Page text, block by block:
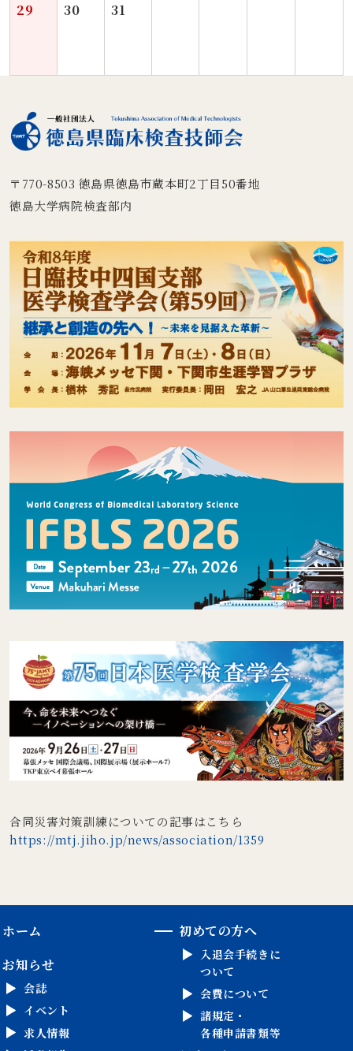
29 30 31
〒770-8503 徳島県徳島市蔵本町2丁目50番地
徳島大学病院検査部内
合同災害対策訓練についての記事はこちら
https://mtj.jiho.jp/news/association/1359
ホーム 初めての方へ
入退会手続きに
ついて
会費について
諸規定・
各種申請書類等
お知らせ
会誌
イベント
求人情報